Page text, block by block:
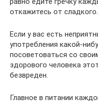
откажитесь от сладкого.
Если у вас есть
употребления какой-
посоветоваться со
здорового человека
безвреден.
Главное в питании